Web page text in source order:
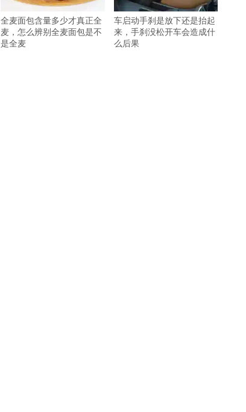
全麦面包含量多少才真正全
麦，怎么辨别全麦面包是不
是全麦
车启动手刹是放下还是抬起
来，手刹没松开车会造成什
么后果